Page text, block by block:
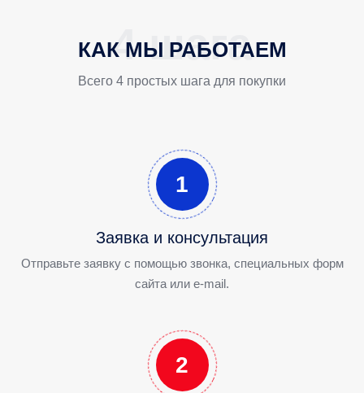
КАК МЫ РАБОТАЕМ
Всего 4 простых шага для покупки
1
Заявка и консультация
Отправьте заявку с помощью звонка, специальных форм
сайта или e-mail.
2